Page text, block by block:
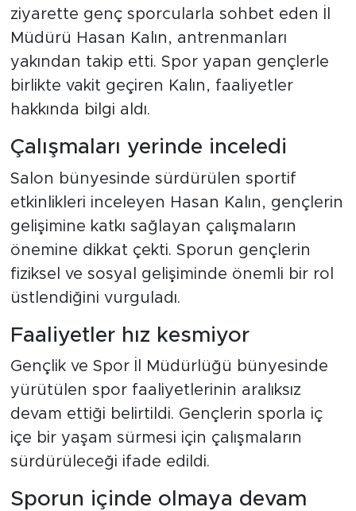
ziyarette genç sporcularla sohbet eden İl
Müdürü Hasan Kalın, antrenmanları
yakından takip etti. Spor yapan gençlerle
birlikte vakit geçiren Kalın, faaliyetler
hakkında bilgi aldı.
Çalışmaları yerinde inceledi
Salon bünyesinde sürdürülen sportif
etkinlikleri inceleyen Hasan Kalın, gençlerin
gelişimine katkı sağlayan çalışmaların
önemine dikkat çekti. Sporun gençlerin
fiziksel ve sosyal gelişiminde önemli bir rol
üstlendiğini vurguladı.
Faaliyetler hız kesmiyor
Gençlik ve Spor İl Müdürlüğü bünyesinde
yürütülen spor faaliyetlerinin aralıksız
devam ettiği belirtildi. Gençlerin sporla iç
içe bir yaşam sürmesi için çalışmaların
sürdürüleceği ifade edildi.
Sporun içinde olmaya devam